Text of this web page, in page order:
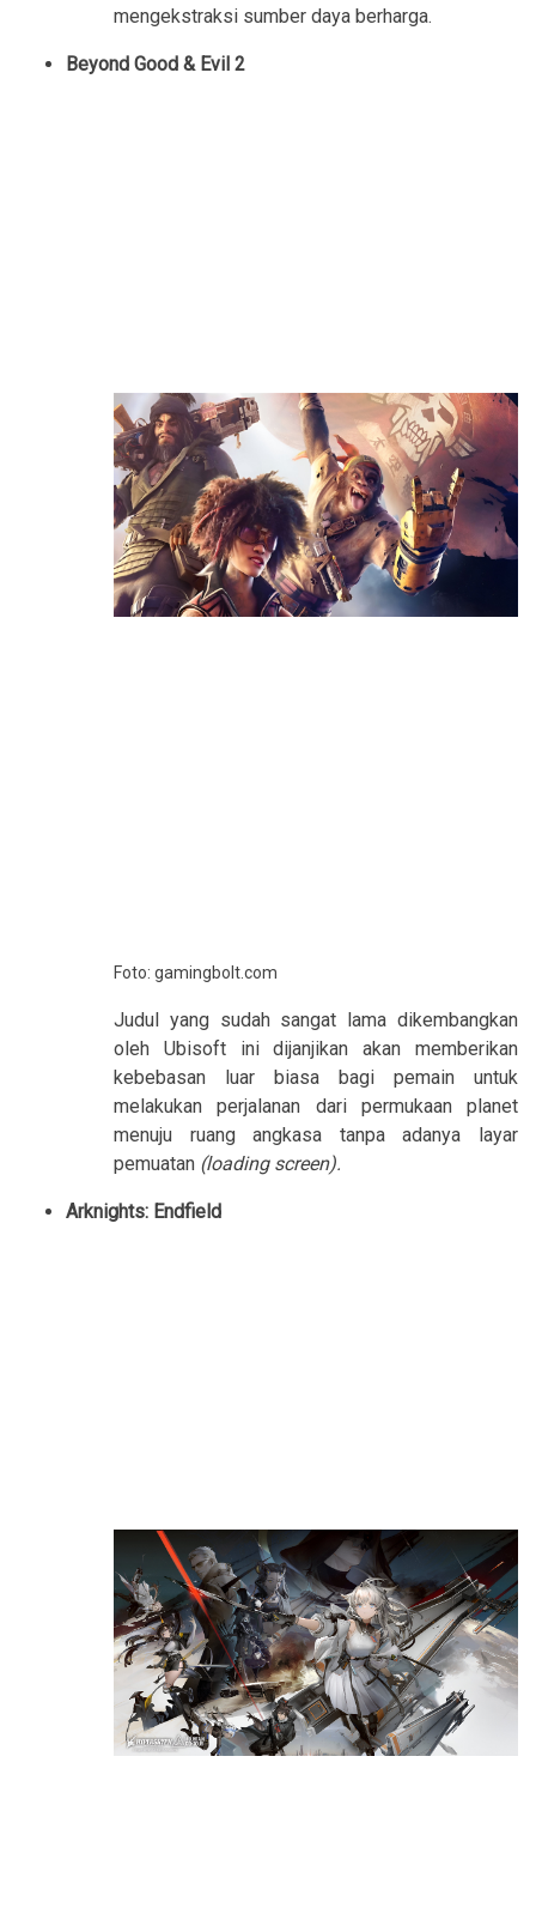
mengekstraksi sumber daya berharga.
Beyond Good & Evil 2
Foto: gamingbolt.com
Judul yang sudah sangat lama dikembangkan
oleh Ubisoft ini dijanjikan akan memberikan
kebebasan luar biasa bagi pemain untuk
melakukan perjalanan dari permukaan planet
menuju ruang angkasa tanpa adanya layar
pemuatan (loading screen).
Arknights: Endfield